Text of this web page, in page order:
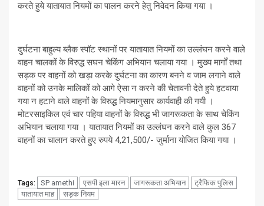
करते हुये यातायात नियमों का पालन करने हेतु निवेदन किया गया ।
दुर्घटना बाहुल्य ब्लैक स्पॉट स्थानों पर यातायात नियमों का उल्लंघन करने वाले
वाहन चालकों के विरुद्ध सघन चेकिंग अभियान चलाया गया । मुख्य मार्गों तथा
सड़क पर वाहनों को खड़ा करके दुर्घटना का कारण बनने व जाम लगाने वाले
वाहनों को उनके मालिकों को आगे ऐसा न करने की चेतावनी देते हुये हटवाया
गया न हटाने वाले वाहनों के विरुद्ध नियमानुसार कार्यवाही की गयी ।
मोटरसाइकिल एवं चार पहिया वाहनों के विरुद्ध भी जागरूकता के साथ चेकिंग
अभियान चलाया गया । यातायात नियमों का उल्लंघन करने वाले कुल 367
वाहनों का चालान करते हुए रुपये 4,21,500/- जुर्माना योजित किया गया ।
Tags: SP amethi एसपी इला मारन जागरूकता अभियान
ट्रैफिक पुलिस
यातायात माह
सड़क नियम